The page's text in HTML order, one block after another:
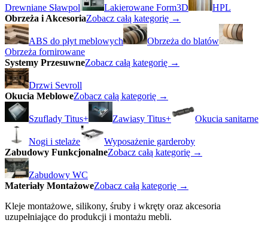
Drewniane Sławpol Lakierowane Form3D
HPL
Obrzeża i AkcesoriaZobacz całą kategorię →
ABS do płyt meblowych
Obrzeża do blatów
Obrzeża fornirowane
Systemy PrzesuwneZobacz całą kategorię →
Drzwi Sevroll
Okucia MebloweZobacz całą kategorię →
Szuflady Titus+ Zawiasy Titus+ Okucia sanitarne
Nogi i stelaże
Wyposażenie garderoby
Zabudowy FunkcjonalneZobacz całą kategorię →
Zabudowy WC
Materiały MontażoweZobacz całą kategorię →
Kleje montażowe, silikony, śruby i wkręty oraz akcesoria
uzupełniające do produkcji i montażu mebli.